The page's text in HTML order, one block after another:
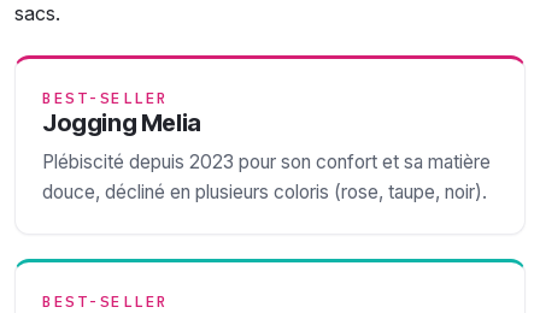
sacs.
BEST-SELLER
Jogging Melia
Plébiscité depuis 2023 pour son confort et sa matière
douce, décliné en plusieurs coloris (rose, taupe, noir).
BEST-SELLER